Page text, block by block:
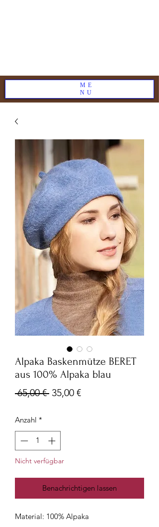
ME
NU
Alpaka Baskenmütze BERET
aus 100% Alpaka blau
65,00 € Standardpreis
35,00 €Sale-
Anzahl *
Nicht verfügbar
Benachrichtigen lassen
Material: 100% Alpaka